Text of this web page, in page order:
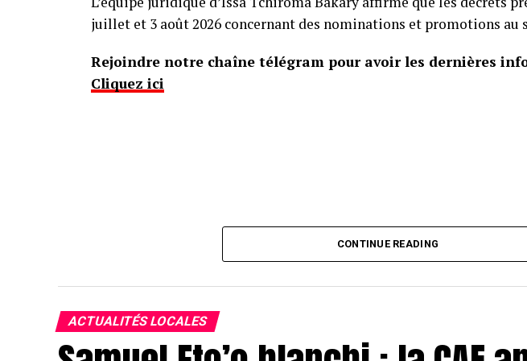
juillet et 3 août 2026 concernant des nominations et promotions au
Rejoindre notre chaîne télégram pour avoir les dernières
Cliquez ici
CONTINUE READING
ACTUALITÉS LOCALES